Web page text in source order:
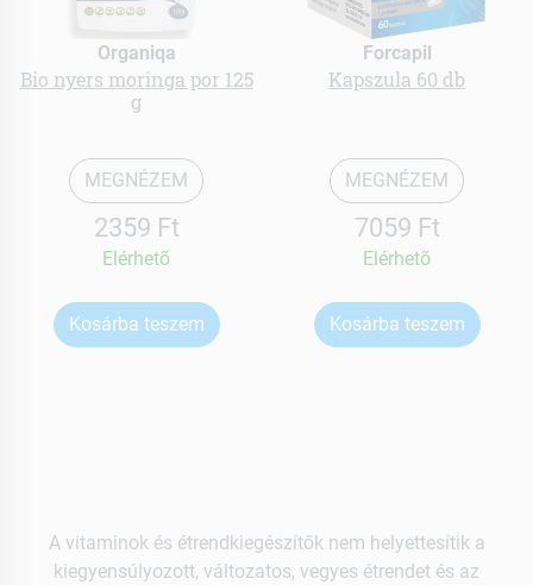
Organiqa
Bio nyers moringa por 125
g
MEGNÉZEM
2359 Ft
Elérhetõ
Kosárba teszem
Forcapil
Kapszula 60 db
MEGNÉZEM
7059 Ft
Elérhetõ
Kosárba teszem
A vitaminok és étrendkiegészítők nem helyettesítik a
kiegyensúlyozott, változatos, vegyes étrendet és az